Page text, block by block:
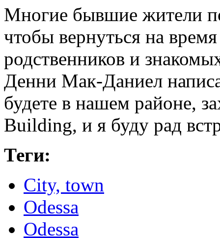
Многие бывшие жители
чтобы вернуться на
родственников и
Денни Мак-Даниел
будете в нашем районе,
Building, и я буду рад
Теги:
City, town
Odessa
Odessa